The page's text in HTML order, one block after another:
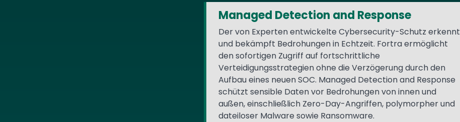
Managed Detection and Response
Der von Experten entwickelte Cybersecurity-Schutz erkennt
und bekämpft Bedrohungen in Echtzeit. Fortra ermöglicht
den sofortigen Zugriff auf fortschrittliche
Verteidigungsstrategien ohne die Verzögerung durch den
Aufbau eines neuen SOC. Managed Detection and Response
schützt sensible Daten vor Bedrohungen von innen und
außen, einschließlich Zero-Day-Angriffen, polymorpher und
dateiloser Malware sowie Ransomware.